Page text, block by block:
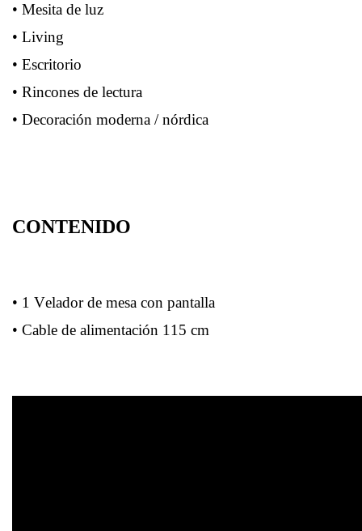
• Mesita de luz
• Living
• Escritorio
• Rincones de lectura
• Decoración moderna / nórdica
CONTENIDO
• 1 Velador de mesa con pantalla
• Cable de alimentación 115 cm